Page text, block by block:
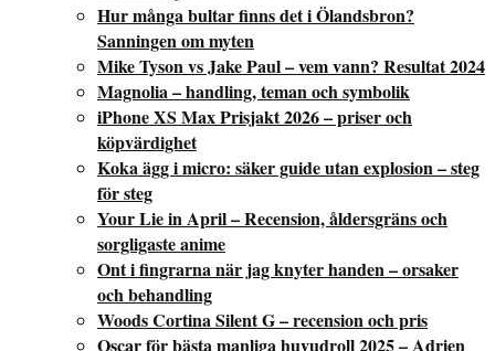
Hur många bultar finns det i Ölandsbron?
Sanningen om myten
Mike Tyson vs Jake Paul – vem vann? Resultat 2024
Magnolia – handling, teman och symbolik
iPhone XS Max Prisjakt 2026 – priser och
köpvärdighet
Koka ägg i micro: säker guide utan explosion – steg
för steg
Your Lie in April – Recension, åldersgräns och
sorgligaste anime
Ont i fingrarna när jag knyter handen – orsaker
och behandling
Woods Cortina Silent G – recension och pris
Oscar för bästa manliga huvudroll 2025 – Adrien